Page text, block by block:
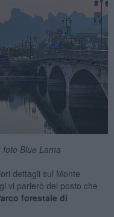
Blue Lama
dettagli sul Monte
vi parlerò del posto che
forestale di